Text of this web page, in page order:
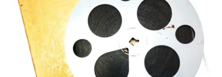
Checkout
About the checkout
International Checkout